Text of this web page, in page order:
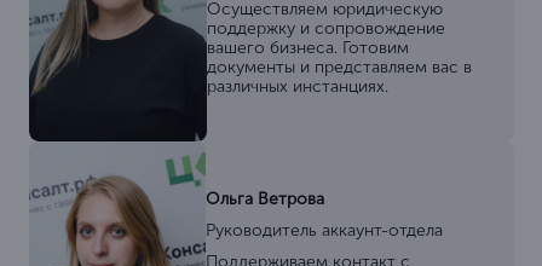
Осуществляем юридическую
поддержку и сопровождение
вашего бизнеса. Готовим
документы и представляем вас в
различных инстанциях.
Ольга Ветрова
Руководитель аккаунт-отдела